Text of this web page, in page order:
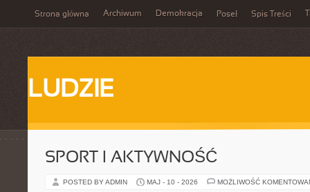
Strona główna Archiwum Demokracja Poseł Spis Treści
LUDZIE
SPORT I AKTYWNOŚĆ
POSTED BY ADMIN MAJ - 10 - 2026 MOŻLIWOŚĆ